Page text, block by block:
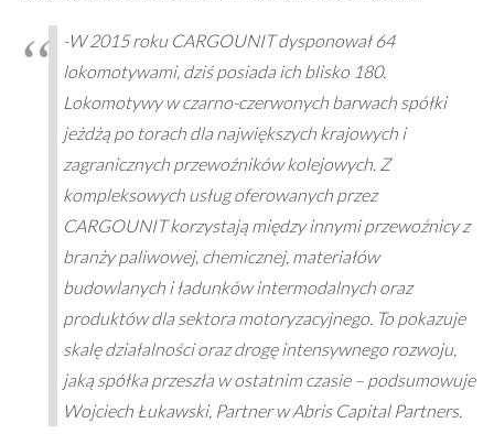
-W 2015 roku CARGOUNIT dysponował 64
lokomotywami, dziś posiada ich blisko 180.
Lokomotywy w czarno-czerwonych barwach spółki
jeżdżą po torach dla największych krajowych i
zagranicznych przewoźników kolejowych. Z
kompleksowych usług oferowanych przez
CARGOUNIT korzystają między innymi przewoźnicy z
branży paliwowej, chemicznej, materiałów
budowlanych i ładunków intermodalnych oraz
produktów dla sektora motoryzacyjnego. To pokazuje
skalę działalności oraz drogę intensywnego rozwoju,
jaką spółka przeszła w ostatnim czasie – podsumowuje
Wojciech Łukawski, Partner w Abris Capital Partners.